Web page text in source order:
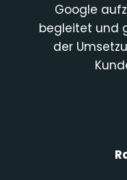
Google
begleitet und
der